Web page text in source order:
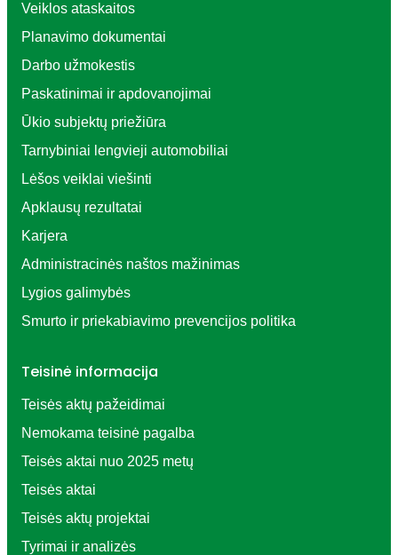
Civilinė metrikacija
Civilinė sauga
Tvarkau miestą
Veiklos ataskaitos
Planavimo dokumentai
Darbo užmokestis
Paskatinimai ir apdovanojimai
Ūkio subjektų priežiūra
Tarnybiniai lengvieji automobiliai
Lėšos veiklai viešinti
Apklausų rezultatai
Karjera
Administracinės naštos mažinimas
Lygios galimybės
Smurto ir priekabiavimo prevencijos politika
Teisinė informacija
Teisės aktų pažeidimai
Nemokama teisinė pagalba
Teisės aktai nuo 2025 metų
Teisės aktai
Teisės aktų projektai
Tyrimai ir analizės